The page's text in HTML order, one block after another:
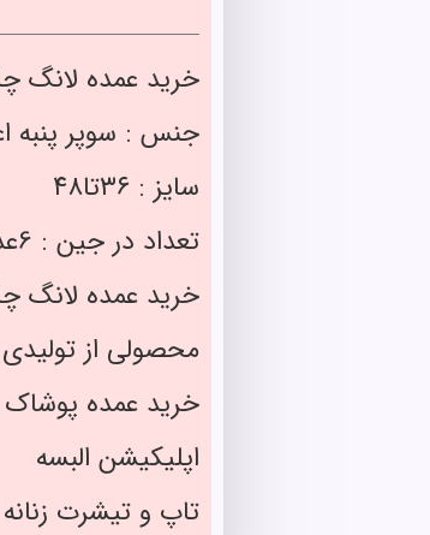
خرید عمده لانگ
جنس : سوپر پنبه
سایز : ۳۶تا۴۸
تعداد در جین : 6عدد
خرید عمده لانگ
محصولی از
خرید عمده
اپلیکیشن البسه
تاپ و تیشرت